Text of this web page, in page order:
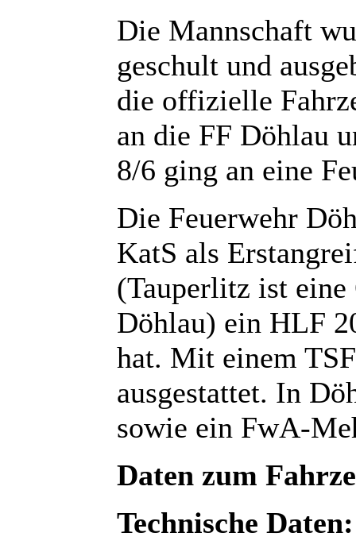
Die Mannschaft
geschult und
die offizielle
an die FF Döhlau
8/6 ging an eine
Die Feuerwehr
KatS als
(Tauperlitz ist
Döhlau) ein HLF
hat. Mit einem
ausgestattet. In
sowie ein FwA-
Daten zum
Technische Daten: